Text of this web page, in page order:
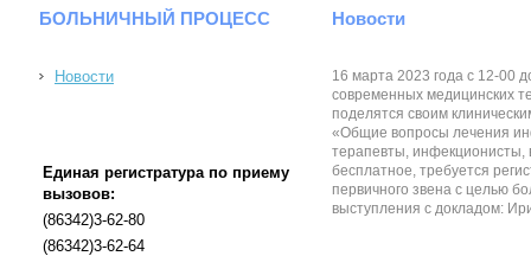
БОЛЬНИЧНЫЙ ПРОЦЕСС
Новости
Единая регистратура по приему
вызовов:
(86342)3-62-80
(86342)3-62-64
Новости
16 марта 2023 года с 12-00
современных медицинских
поделятся своим
«Общие вопросы лечения
терапевты, инфекционисты,
бесплатное, требуется
первичного звена с целью
выступления с докладом: